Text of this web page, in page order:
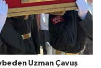
Uzman Çavuş